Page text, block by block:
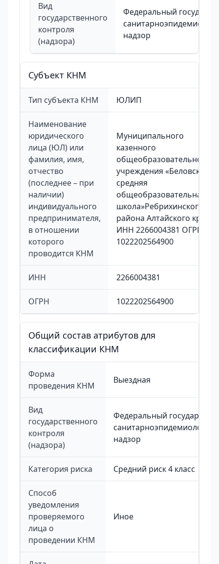
Вид
государственного
контроля
(надзора)
Федеральный
надзор
Cубъект КНМ
Тип субъекта КНМ ЮЛИП
Наименование
юридического
лица (ЮЛ) или
фамилия, имя,
отчество
(последнее – при
наличии)
индивидуального
предпринимателя,
в отношении
которого
проводится КНМ
Муниципального
казенного
общеобразовательного
учреждения «Беловская
средняя
общеобразовательная
школа»Ребрихинского
района Алтайского края
ИНН 2266004381 ОГРН
1022202564900
ИНН 2266004381
ОГРН 1022202564900
Общий состав атрибутов для
классификации КНМ
Форма
проведения КНМ
Выездная
Вид
государственного
контроля
(надзора)
Федеральный
надзор
Категория риска Средний риск 4 класс
Способ
уведомления
проверяемого
лица о
проведении КНМ
Иное